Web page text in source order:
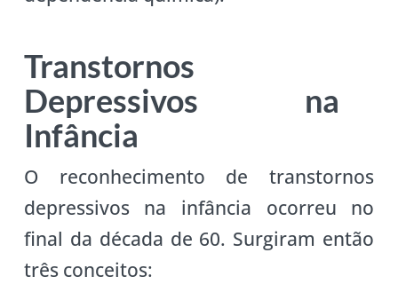
Transtornos
Depressivos na
Infância
O reconhecimento de transtornos
depressivos na infância ocorreu no
final da década de 60. Surgiram então
três conceitos: